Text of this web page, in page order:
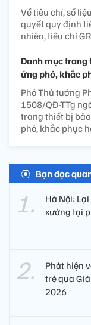
Về tiêu chí, số
quyết quy định
nhiên, tiêu chí
Danh mục trang
ứng phó, khắc
Phó Thủ tướng
1508/QĐ-TTg
trang thiết bị
phó, khắc phục
Bạn đọc
Hà Nội:
xưởng tại
Phát hiện
trẻ qua
2026